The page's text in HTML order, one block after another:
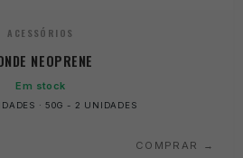
ACESSÓRIOS
NEOPRENE
Em stock
· 50G - 2 UNIDADES
COMPRAR